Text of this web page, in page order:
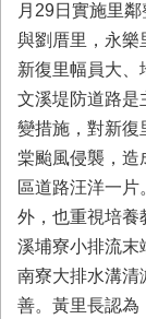
月29日實施里
與劉厝里，永樂
新復里幅員大、
文溪堤防道路是
變措施，對新復
棠颱風侵襲，造
區道路汪洋一
外，也重視培養
溪埔寮小排流末
南寮大排水溝清
善。黃里長認為